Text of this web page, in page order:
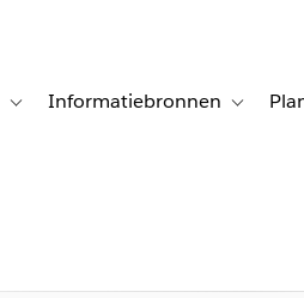
for Klanten aan het woord
Toggle sub-navigation for Oplossingen
Informatiebronnen Toggle